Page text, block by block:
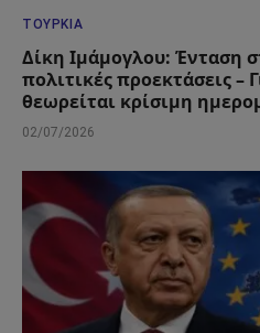
ΤΟΥΡΚΊΑ
Δίκη Ιμάμογλου: Ένταση
πολιτικές προεκτάσεις –
θεωρείται κρίσιμη
02/07/2026